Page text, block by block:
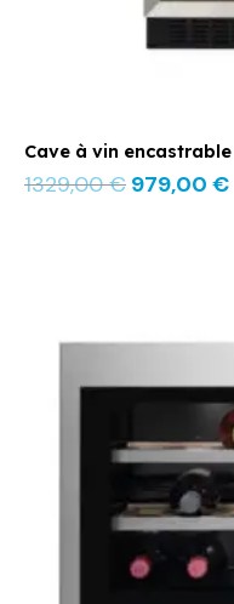
Cave à vin
1329,00€ 979,00 €
était :